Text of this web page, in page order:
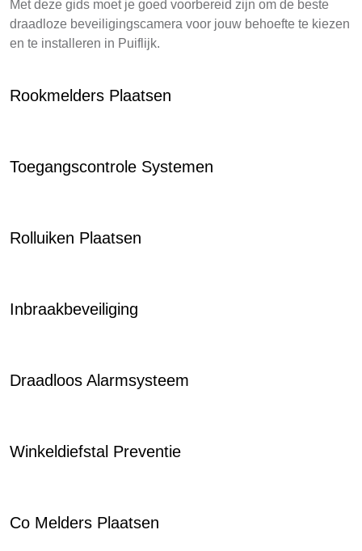
Met deze gids moet je goed voorbereid zijn om de beste
draadloze beveiligingscamera voor jouw behoefte te kiezen
en te installeren in Puiflijk.
Rookmelders Plaatsen
Toegangscontrole Systemen
Rolluiken Plaatsen
Inbraakbeveiliging
Draadloos Alarmsysteem
Winkeldiefstal Preventie
Co Melders Plaatsen